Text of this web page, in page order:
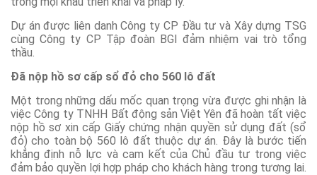
Dự án được liên danh Công ty CP Đầu tư và Xây dựng TSG
cùng Công ty CP Tập đoàn BGI đảm nhiệm vai trò tổng
thầu.
Đã nộp hồ sơ cấp sổ đỏ cho 560 lô đất
Một trong những dấu mốc quan trọng vừa được ghi nhận là
việc Công ty TNHH Bất động sản Việt Yên đã hoàn tất việc
nộp hồ sơ xin cấp Giấy chứng nhận quyền sử dụng đất (sổ
đỏ) cho toàn bộ 560 lô đất thuộc dự án. Đây là bước tiến
khẳng định nỗ lực và cam kết của Chủ đầu tư trong việc
đảm bảo quyền lợi hợp pháp cho khách hàng trong tương lai.